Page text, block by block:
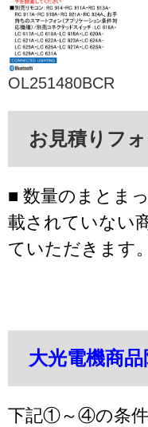
OL251480BCR
お見積りフ
■ 数量のまとま
載されていない
ていただきます。
大光電機商
下記①～④の条件